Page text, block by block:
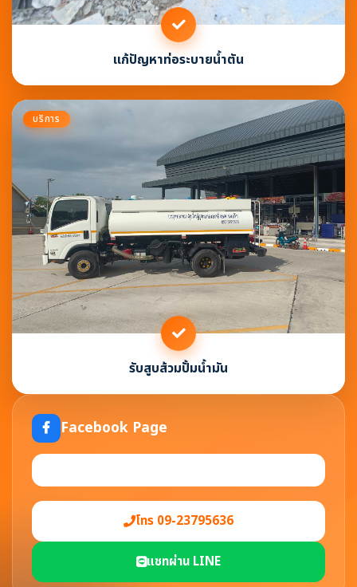
แก้ปัญหาท่อระบายน้ำตัน
บริการ
รับสูบส้วมปั้มน้ำมัน
Facebook Page
โทร 09-23795636
แชทผ่าน LINE